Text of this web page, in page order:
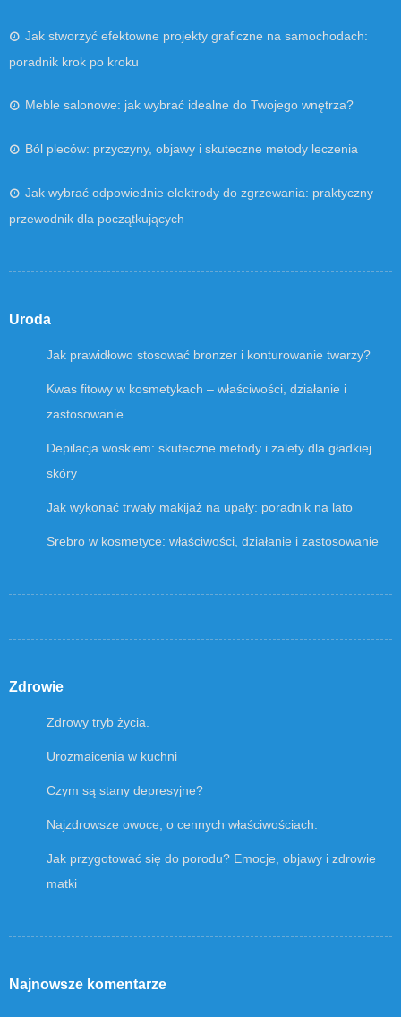
Jak stworzyć efektowne projekty graficzne na samochodach:
poradnik krok po kroku
Meble salonowe: jak wybrać idealne do Twojego wnętrza?
Ból pleców: przyczyny, objawy i skuteczne metody leczenia
Jak wybrać odpowiednie elektrody do zgrzewania: praktyczny
przewodnik dla początkujących
Uroda
Jak prawidłowo stosować bronzer i konturowanie twarzy?
Kwas fitowy w kosmetykach – właściwości, działanie i
zastosowanie
Depilacja woskiem: skuteczne metody i zalety dla gładkiej
skóry
Jak wykonać trwały makijaż na upały: poradnik na lato
Srebro w kosmetyce: właściwości, działanie i zastosowanie
Zdrowie
Zdrowy tryb życia.
Urozmaicenia w kuchni
Czym są stany depresyjne?
Najzdrowsze owoce, o cennych właściwościach.
Jak przygotować się do porodu? Emocje, objawy i zdrowie
matki
Najnowsze komentarze